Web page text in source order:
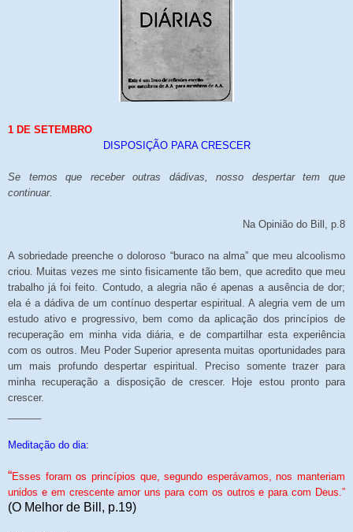
1 DE SETEMBRO
DISPOSIÇÃO PARA CRESCER
Se temos que receber outras dádivas, nosso despertar tem que
continuar.
Na Opinião do Bill, p.8
A sobriedade preenche o doloroso “buraco na alma” que meu alcoolismo
criou. Muitas vezes me sinto fisicamente tão bem, que acredito que meu
trabalho já foi feito. Contudo, a alegria não é apenas a ausência de dor;
ela é a dádiva de um contínuo despertar espiritual. A alegria vem de um
estudo ativo e progressivo, bem como da aplicação dos princípios de
recuperação em minha vida diária, e de compartilhar esta experiência
com os outros. Meu Poder Superior apresenta muitas oportunidades para
um mais profundo despertar espiritual. Preciso somente trazer para
minha recuperação a disposição de crescer. Hoje estou pronto para
crescer.
Meditação do dia:
“Esses foram os princípios que, segundo esperávamos, nos manteriam
unidos e em crescente amor uns para com os outros e para com Deus.”
(O Melhor de Bill, p.19)